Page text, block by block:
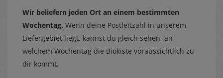
Wir beliefern jeden Ort an einem bestimmten
Wochentag. Wenn deine Postleitzahl in unserem
Liefergebiet liegt, kannst du gleich sehen, an
welchem Wochentag die Biokiste voraussichtlich zu
dir kommt.